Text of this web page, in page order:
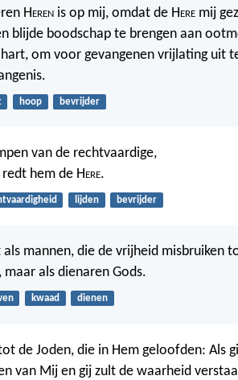
Heren is op mij, omdat de Here mij
blijde boodschap te brengen aan
om voor gevangenen vrijlating uit
hoop bevrijder
van de rechtvaardige,
hem de Here.
lijden bevrijder
als mannen, die de vrijheid misbruiken
als dienaren Gods.
kwaad dienen
de Joden, die in Hem geloofden: Als
van Mij en gij zult de waarheid